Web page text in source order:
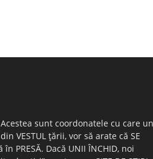
Acestea sunt coordonatele cu care un
VESTUL ţării, vor să arate că SE
PRESĂ. Dacă UNII ÎNCHID, noi